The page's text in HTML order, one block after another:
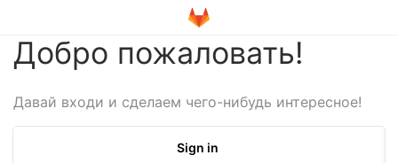
Добро пожаловать!
Давай входи и сделаем чего-нибудь интересное!
Sign in